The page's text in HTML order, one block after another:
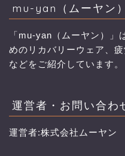
mu-yan（ムーヤン
「mu-yan（ムーヤン）」
めのリカバリーウェア、
などをご紹介しています。
運営者・お問い合わ
運営者:株式会社ムーヤン